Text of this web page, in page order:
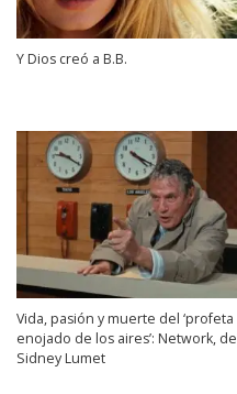
Y Dios creó a B.B.
Vida, pasión y muerte del ‘profeta
enojado de los aires’: Network, de
Sidney Lumet